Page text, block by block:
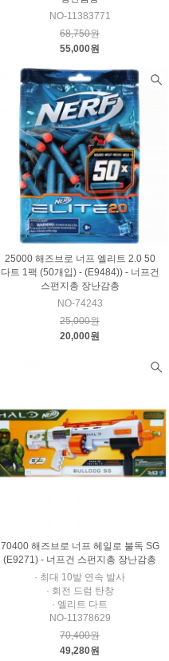
NO-11383771
68,750원
55,000원
25000 해즈브로 너프 엘리트 2.0 50
다트 1팩 (50개입) - (E9484)) - 너프건
스펀지총 장난감총
NO-74243
25,000원
20,000원
70400 해즈브로 너프 헤일로 불독 SG
(E9271) - 너프건 스펀지총 장난감총
· 최대 10발 연속 발사
· 회전 드럼 탄창
· 엘리트 다트
NO-11378629
70,400원
49,280원